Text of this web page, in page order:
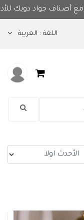
اللغة : العربية